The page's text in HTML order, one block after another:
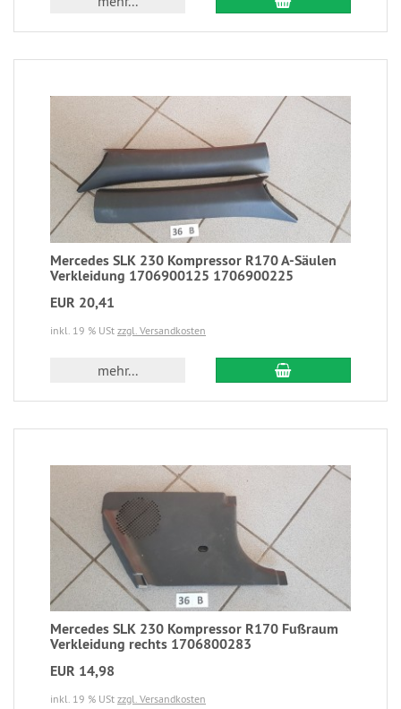
Mercedes SLK 230 Kompressor R170 A-Säulen
Verkleidung 1706900125 1706900225
EUR 20,41
inkl. 19 % USt zzgl. Versandkosten
mehr...
Mercedes SLK 230 Kompressor R170 Fußraum
Verkleidung rechts 1706800283
EUR 14,98
inkl. 19 % USt zzgl. Versandkosten